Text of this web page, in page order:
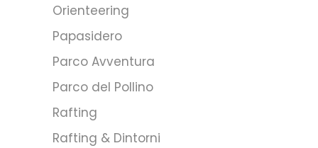
Orienteering
Papasidero
Parco Avventura
Parco del Pollino
Rafting
Rafting & Dintorni